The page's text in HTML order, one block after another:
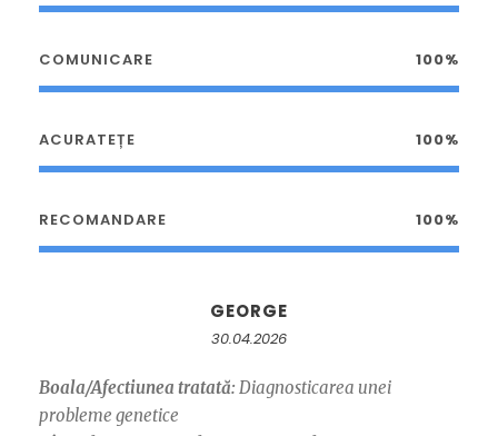
COMUNICARE 100%
ACURATEȚE 100%
RECOMANDARE 100%
GEORGE
30.04.2026
Boala/Afectiunea tratată: Diagnosticarea unei
probleme genetice